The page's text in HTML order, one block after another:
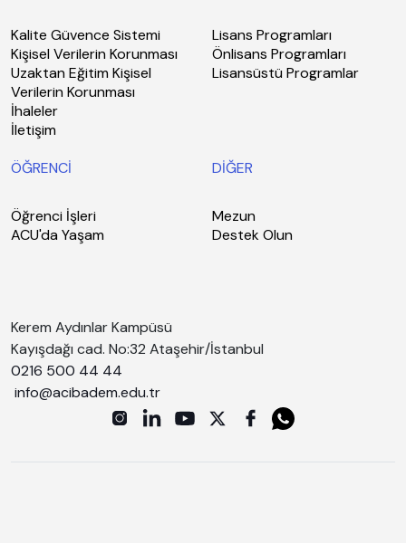
Kalite Güvence Sistemi
Kişisel Verilerin Korunması
Uzaktan Eğitim Kişisel
Verilerin Korunması
İhaleler
İletişim
Lisans Programları
Önlisans Programları
Lisansüstü Programlar
ÖĞRENCİ
Öğrenci İşleri
ACU'da Yaşam
DİĞER
Mezun
Destek Olun
Kerem Aydınlar Kampüsü
Kayışdağı cad. No:32 Ataşehir/İstanbul
0216 500 44 44
info@acibadem.edu.tr